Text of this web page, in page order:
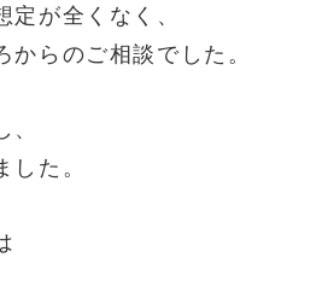
が全くなく、
らのご相談でした。
た。